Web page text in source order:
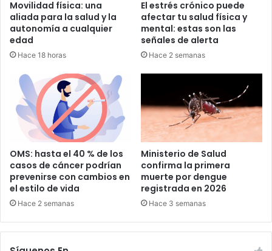
Movilidad física: una
aliada para la salud y la
autonomía a cualquier
edad
Hace 18 horas
El estrés crónico puede
afectar tu salud física y
mental: estas son las
señales de alerta
Hace 2 semanas
OMS: hasta el 40 % de los
casos de cáncer podrían
prevenirse con cambios en
el estilo de vida
Hace 2 semanas
Ministerio de Salud
confirma la primera
muerte por dengue
registrada en 2026
Hace 3 semanas